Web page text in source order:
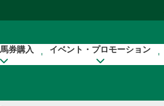
券購入 イベント・プロモーション